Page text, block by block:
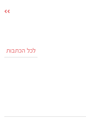
לכל הכתבות